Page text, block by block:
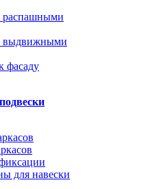
распашными
выдвижными
фасаду
для навески